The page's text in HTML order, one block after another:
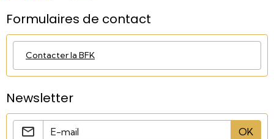
Formulaires de contact
Contacter la BFK
Newsletter
OK